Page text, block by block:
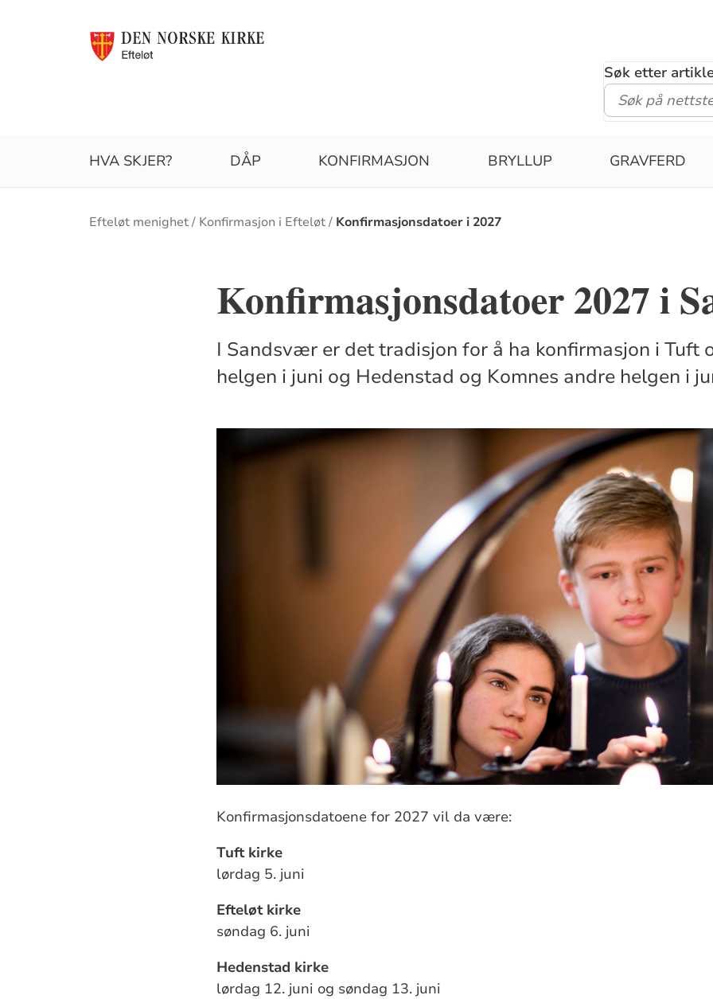
Søk etter
HVA SKJER? DÅP KONFIRMASJON BRYLLUP GRAVFERD
Brødsmulesti
Efteløt menighet Konfirmasjon i Efteløt Konfirmasjonsdatoer i 2027
Konfirmasjonsdatoer 2027 i
I Sandsvær er det tradisjon for å ha konfirmasjon i Tuft
helgen i juni og Hedenstad og Komnes andre helgen i
Konfirmasjonsdatoene for 2027 vil da være:
Tuft kirke
lørdag 5. juni
Efteløt kirke
søndag 6. juni
Hedenstad kirke
lørdag 12. juni og søndag 13. juni